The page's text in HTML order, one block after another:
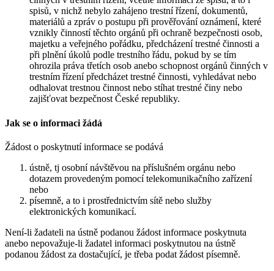
spisů, v nichž nebylo zahájeno trestní řízení, dokumentů,
materiálů a zpráv o postupu při prověřování oznámení, které
vznikly činností těchto orgánů při ochraně bezpečnosti osob,
majetku a veřejného pořádku, předcházení trestné činnosti a
při plnění úkolů podle trestního řádu, pokud by se tím
ohrozila práva třetích osob anebo schopnost orgánů činných v
trestním řízení předcházet trestné činnosti, vyhledávat nebo
odhalovat trestnou činnost nebo stíhat trestné činy nebo
zajišťovat bezpečnost České republiky.
Jak se o informaci žádá
Žádost o poskytnutí informace se podává
ústně, tj osobní návštěvou na příslušném orgánu nebo
dotazem provedeným pomocí telekomunikačního zařízení
nebo
písemně, a to i prostřednictvím sítě nebo služby
elektronických komunikací.
Není-li žadateli na ústně podanou žádost informace poskytnuta
anebo nepovažuje-li žadatel informaci poskytnutou na ústně
podanou žádost za dostačující, je třeba podat žádost písemně.